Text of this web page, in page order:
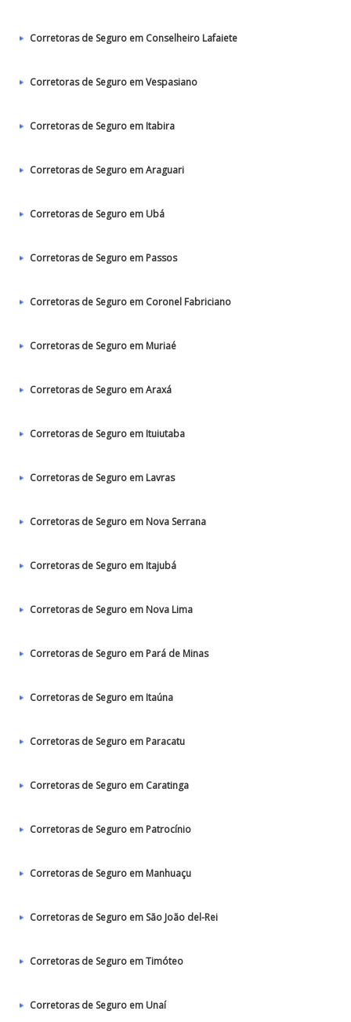
Corretoras de Seguro em Conselheiro Lafaiete
Corretoras de Seguro em Vespasiano
Corretoras de Seguro em Itabira
Corretoras de Seguro em Araguari
Corretoras de Seguro em Ubá
Corretoras de Seguro em Passos
Corretoras de Seguro em Coronel Fabriciano
Corretoras de Seguro em Muriaé
Corretoras de Seguro em Araxá
Corretoras de Seguro em Ituiutaba
Corretoras de Seguro em Lavras
Corretoras de Seguro em Nova Serrana
Corretoras de Seguro em Itajubá
Corretoras de Seguro em Nova Lima
Corretoras de Seguro em Pará de Minas
Corretoras de Seguro em Itaúna
Corretoras de Seguro em Paracatu
Corretoras de Seguro em Caratinga
Corretoras de Seguro em Patrocínio
Corretoras de Seguro em Manhuaçu
Corretoras de Seguro em São João del-Rei
Corretoras de Seguro em Timóteo
Corretoras de Seguro em Unaí